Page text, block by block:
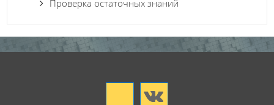
Проверка остаточных знаний